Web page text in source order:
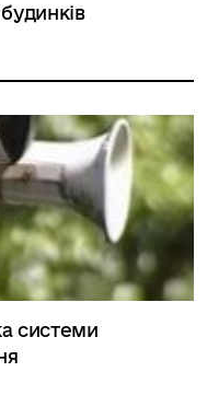
системи